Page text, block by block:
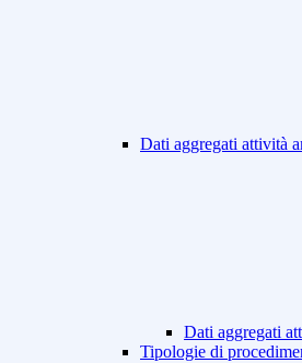
Dati aggregati attività
Dati aggregati
Tipologie di